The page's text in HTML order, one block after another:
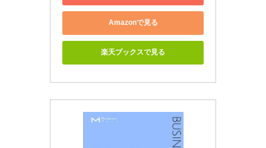
Amazonで見る
楽天ブックスで見る